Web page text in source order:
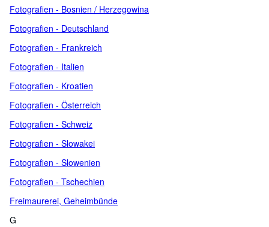
Fotografien - Bosnien / Herzegowina
Fotografien - Deutschland
Fotografien - Frankreich
Fotografien - Italien
Fotografien - Kroatien
Fotografien - Österreich
Fotografien - Schweiz
Fotografien - Slowakei
Fotografien - Slowenien
Fotografien - Tschechien
Freimaurerei, Geheimbünde
G